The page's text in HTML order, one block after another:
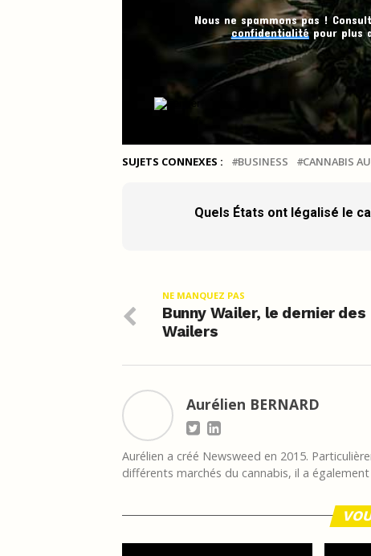
Nous ne spammons pas !
confidentialitépour plus
SUJETS CONNEXES : BUSINESS CANNABIS
Quels États ont légalisé le
NE MANQUEZ PAS
Bunny Wailer, le dernier des
Wailers
Aurélien BERNARD
Aurélien a créé Newsweed en 2015.
différents marchés du cannabis, il a